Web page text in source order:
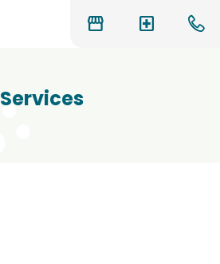
storefront local_hospital
Services